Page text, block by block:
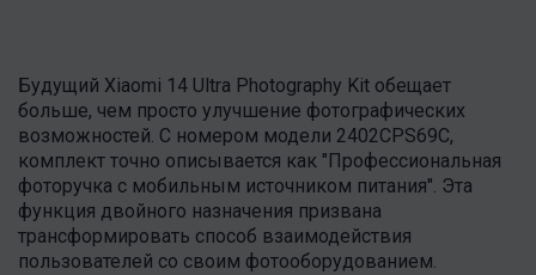
Будущий Xiaomi 14 Ultra Photography Kit обещает
больше, чем просто улучшение фотографических
возможностей. С номером модели 2402CPS69C,
комплект точно описывается как "Профессиональная
фоторучка с мобильным источником питания". Эта
функция двойного назначения призвана
трансформировать способ взаимодействия
пользователей со своим фотооборудованием.